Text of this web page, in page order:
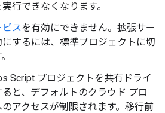
実行できなくなります。
スを有効にできません。拡張サー
にするには、標準プロジェクトに切
Script プロジェクトを共有ドライ
と、デフォルトのクラウド プロ
アクセスが制限されます。移行前